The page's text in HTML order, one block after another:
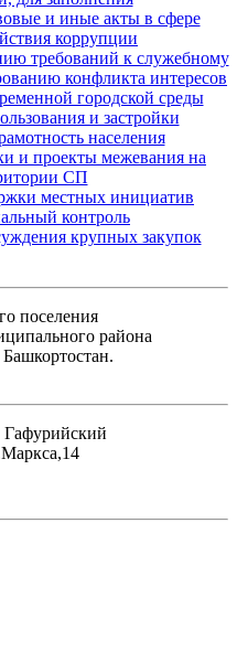
и иные акты в сфере
коррупции
требований к служебному
конфликта интересов
городской среды
и застройки
населения
и проекты межевания на
СП
местных инициатив
контроль
крупных закупок
поселения
района